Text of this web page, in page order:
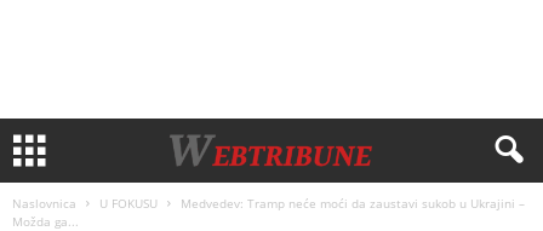
Naslovnica U FOKUSU
Medvedev: Tramp neće moći da zaustavi sukob u Ukrajini –
Možda ga...